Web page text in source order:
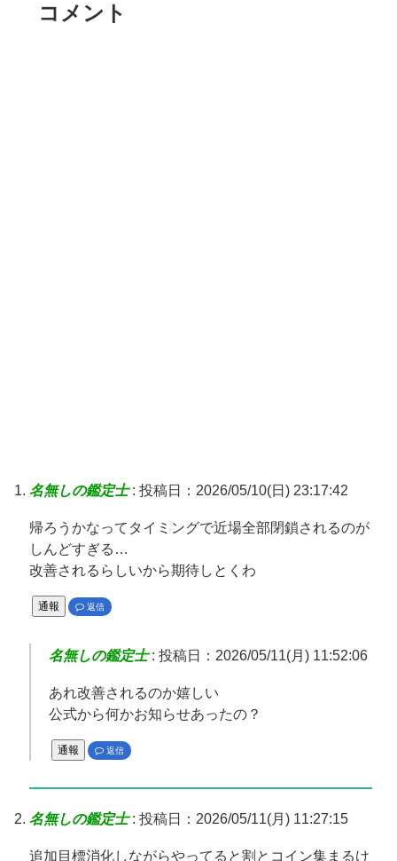
コメント
名無しの鑑定士: 投稿日：2026/05/10(日) 23:17:42
帰ろうかなってタイミングで近場全部閉鎖されるのが
しんどすぎる…
改善されるらしいから期待しとくわ
通報 返信
名無しの鑑定士: 投稿日：2026/05/11(月) 11:52:06
あれ改善されるのか嬉しい
公式から何かお知らせあったの？
通報 返信
名無しの鑑定士: 投稿日：2026/05/11(月) 11:27:15
追加目標消化しながらやってると割とコイン集まるけ